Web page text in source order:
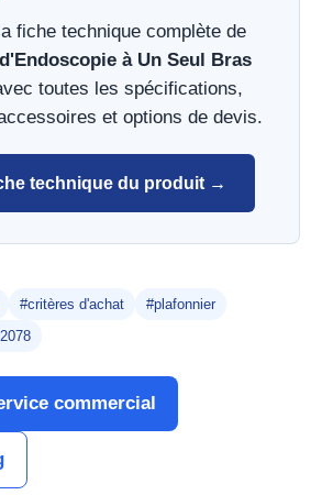
fiche technique complète de
à Un Seul Bras
toutes les spécifications,
et options de devis.
technique du produit →
#critères d'achat
#plafonnier
commercial